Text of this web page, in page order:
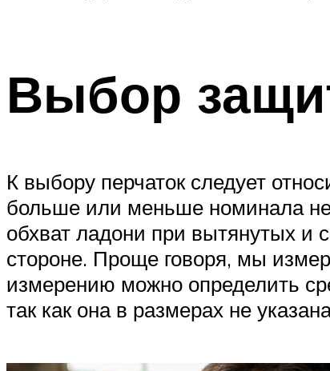
Выбор
К выбору перчаток следует
больше или меньше номинала не
обхват ладони при вытянутых и
стороне. Проще говоря, мы
измерению можно определить
так как она в размерах не